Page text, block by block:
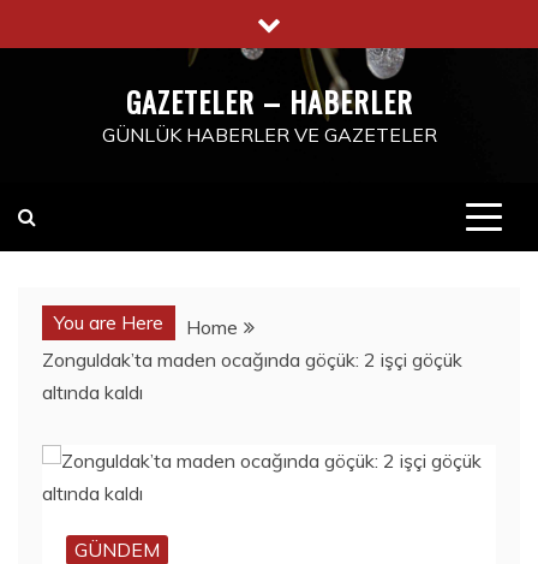
to
GAZETELER – HABERLER
GÜNLÜK HABERLER VE GAZETELER
You are Here
Home
Zonguldak’ta maden ocağında göçük: 2 işçi göçük
altında kaldı
GÜNDEM